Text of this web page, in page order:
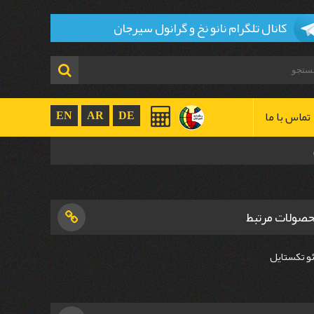
کانال تلگرام نانو نخ و گرانول سیرجان
تماس با ما EN AR DE
مرتبط
تکستایل